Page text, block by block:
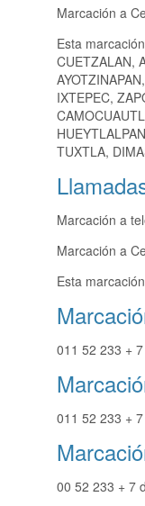
Marcación a
Esta
CUETZALAN,
IXTEPEC,
TUXTLA,
Marcación a
Marcación a
Esta
011 52 233 +
011 52 233 +
00 52 233 + 7